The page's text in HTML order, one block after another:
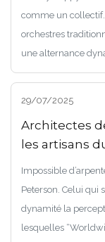
comme un
orchestres
une alternance
29/07/2025
Architectes
les artisans
Impossible
Peterson. Celui qui
dynamité la
lesquelles